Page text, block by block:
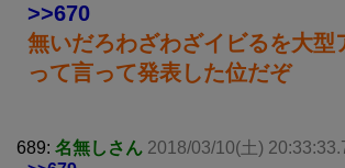
>>670
無いだろわざわざイビるを大型
って言って発表した位だぞ
689: 名無しさん 2018/03/10(土)